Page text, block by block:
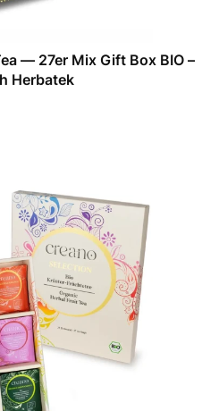
— 27er Mix Gift Box BIO –
Herbatek